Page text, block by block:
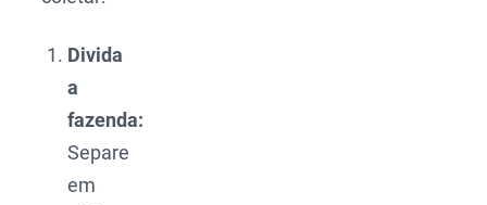
Divida
a
fazenda:
Separe
em